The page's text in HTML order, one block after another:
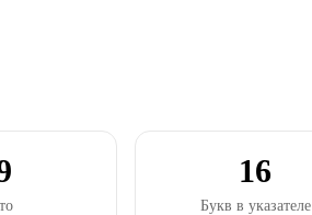
16
Букв в указателе